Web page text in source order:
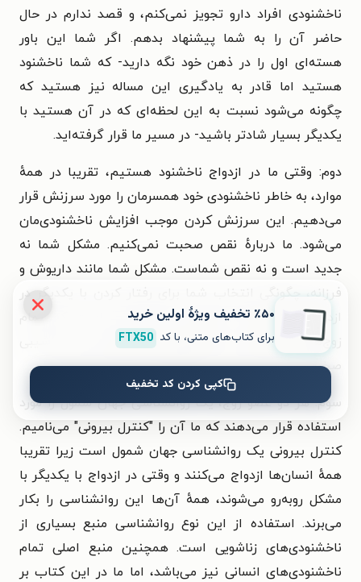
ناخشنودی افراد دارو تجویز نمی‌کنم، و قصد ندارم در حال
حاضر آن را به شما پیشنهاد بدهم. اگر شما این باور
هسته‌ای اول را در ذهن خود نگه دارید- که شما ناخشنود
هستید اما قادر به یادگیری این مساله نیز هستید که
چگونه می‌شود نسبت به این لحظه‌ای که در آن هستید با
یکدیگر بسیار شادتر باشید- در مسیر ما قرار گرفته‌اید.
دوم: وقتی ما در ازدواج ناخشنود هستیم، تقریبا در همهٔ
موارد، به خاطر ناخشنودی خود همسرمان را مورد سرزنش قرار
می‌دهیم. این سرزنش کردن موجب افزایش ناخشنودی‌مان
می‌شود. ما دربارهٔ نقص صحبت نمی‌کنیم. مشکل شما نه
جدید است و نه نقص شماست. مشکل شما مانند داریوش و
فرزانه، چگونگی انتخاب شما برای رفتار کردن با یکدیگر در
ازدواجتان می‌باشد. مشکل در اصل این است که تمام
زوج‌های ناخشنود، مانند موش‌های صحرایی که در سراشیبی
صخره به سمت پایین در حرکت هستند، رفتار می‌کنند.
سوم: هر دو عضو زوج، یک روانشناسی جهان شمول را مورد
استفاده قرار می‌دهند که ما آن را "کنترل بیرونی" می‌نامیم.
کنترل بیرونی یک روانشناسی جهان شمول است زیرا تقریبا
همهٔ انسان‌ها ازدواج می‌کنند و وقتی در ازدواج با یکدیگر با
مشکل روبه‌رو می‌شوند، همهٔ آن‌ها این روانشناسی را بکار
می‌برند. استفاده از این نوع روانشناسی منبع بسیاری از
ناخشنودی‌های زناشویی است. همچنین منبع اصلی تمام
ناخشنودی‌های انسانی نیز می‌باشد، اما ما در این کتاب بر
٪۵۰ تخفیف ویژۀ اولین خرید
برای کتاب‌های متنی، با کد FTX50
کپی کردن کد تخفیف